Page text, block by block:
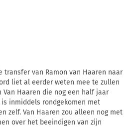
transfer van Ramon van Haaren naar
liet al eerder weten mee te zullen
Haaren die nog een half jaar
inmiddels rondgekomen met
zelf. Van Haaren zou alleen nog met
over het beeindigen van zijn